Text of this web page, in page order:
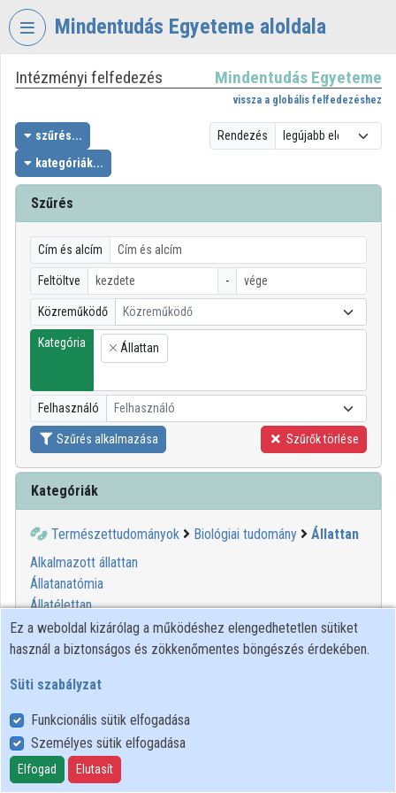
Fejléc kihagyása
Mindentudás Egyeteme aloldala
VIDEOTORIUM
MINDENTUDÁS
EGYETEME
Intézményi kezdőlap
Bejelentkezés
Intézményi felfedezés
Kategóriák
Intézményi listák
Közreműködők
Intézményi felfedezés Mindentudás Egyeteme
vissza a globális felfedezéshez
szűrés...
kategóriák...
Rendezés
Szűrés
Cím és alcím
Feltöltve -
Közreműködő Közreműködő
Kategória
×
Állattan
Felhasználó Felhasználó
Szűrés alkalmazása Szűrők törlése
Kategóriák
Természettudományok Biológiai tudomány
Állattan
Alkalmazott állattan
Állatanatómia
Állatélettan
Állatendokrinológia
Állatetológia
Állatmorfológia
Állatrendszertan
Ősállattan
Rovartan
Ez a weboldal kizárólag a működéshez elengedhetetlen sütiket
használ a biztonságos és zökkenőmentes böngészés érdekében.
Süti szabályzat
Funkcionális sütik elfogadása
Személyes sütik elfogadása
Elfogad Elutasít